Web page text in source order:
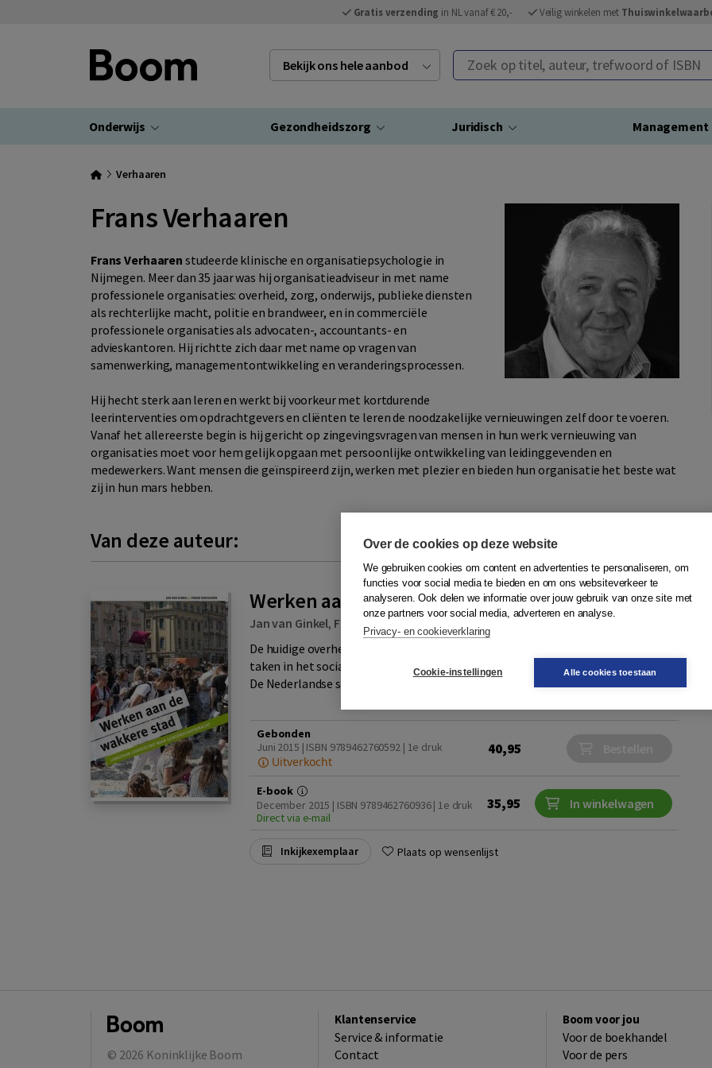
Gratis verzending in NL vanaf € 20,- Veilig winkelen met
Bekijk ons hele aanbod Zoek op titel, auteur, trefwoord of ISBN
Onderwijs Gezondheidszorg Juridisch Management
Verhaaren
Frans Verhaaren
Frans Verhaaren studeerde klinische en organisatiepsychologie in
Nijmegen. Meer dan 35 jaar was hij organisatieadviseur in met name
professionele organisaties: overheid, zorg, onderwijs, publieke diensten
als rechterlijke macht, politie en brandweer, en in commerciële
professionele organisaties als advocaten-, accountants- en
advieskantoren. Hij richtte zich daar met name op vragen van
samenwerking, managementontwikkeling en veranderingsprocessen.
Hij hecht sterk aan leren en werkt bij voorkeur met kortdurende
leerinterventies om opdrachtgevers en cliënten te leren de noodzakelijke vernieuwingen zelf door te voeren.
Vanaf het allereerste begin is hij gericht op zingevingsvragen van mensen in hun werk: vernieuwing van
organisaties moet voor hem gelijk opgaan met persoonlijke ontwikkeling van leidinggevenden en
medewerkers. Want mensen die geïnspireerd zijn, werken met plezier en bieden hun organisatie het beste wat
zij in hun mars hebben.
Van deze auteur:
Werken aan de wakkere stad
Jan van Ginkel, Frans Verhaaren
Boom
De huidige overheid levert een groot deel van zijn bestaansrecht in door veel
taken in het sociale domein over te hevelen van rijks- naar gemeentelijk niveau.
De Nederlandse steden zullen zich nieu...
Gebonden
Juni 2015 | ISBN 9789462760592 | 1e druk
Uitverkocht
40,95
E-book
December 2015 | ISBN 9789462760936 | 1e druk
Direct via e-mail
35,95 In winkelwagen
Inkijkexemplaar Plaats op wensenlijst
© 2026 Koninklijke Boom
Klantenservice
Service & informatie
Contact
Boom voor jou
Voor de boekhandel
Voor de pers
Over de cookies op deze website
We gebruiken cookies om content en advertenties te personaliseren, om
functies voor social media te bieden en om ons websiteverkeer te
analyseren. Ook delen we informatie over jouw gebruik van onze site met
onze partners voor social media, adverteren en analyse.
Privacy- en cookieverklaring
Cookie-instellingen Alle cookies toestaan